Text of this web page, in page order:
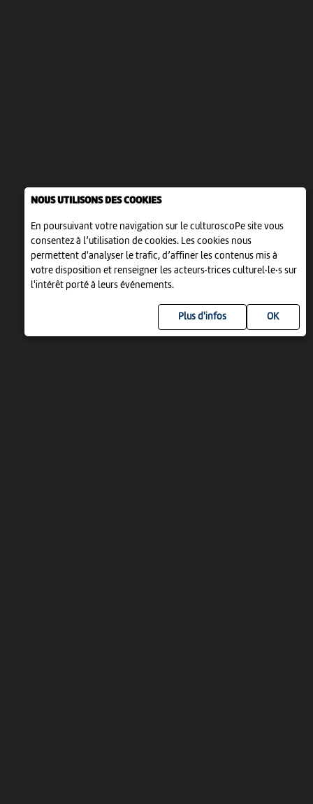
NOUS UTILISONS DES COOKIES
En poursuivant votre navigation sur le culturoscoPe site vous
consentez à l’utilisation de cookies. Les cookies nous
permettent d'analyser le trafic, d’affiner les contenus mis à
votre disposition et renseigner les acteurs·trices culturel·le·s sur
l'intérêt porté à leurs événements.
Plus d'infos